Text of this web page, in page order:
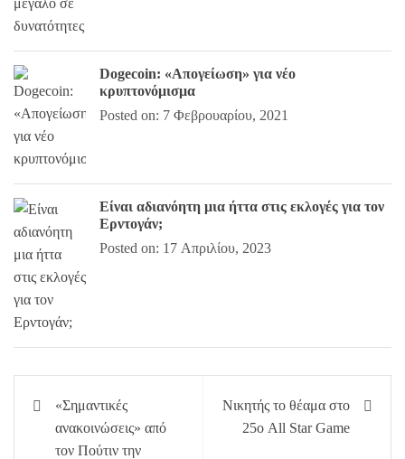
Dogecoin: «Απογείωση» για νέο
κρυπτονόμισμα
Posted on: 7 Φεβρουαρίου, 2021
Είναι αδιανόητη μια ήττα στις εκλογές για τον
Ερντογάν;
Posted on: 17 Απριλίου, 2023
Πλοήγηση
άρθρων
«Σημαντικές
ανακοινώσεις» από
τον Πούτιν την
Νικητής το θέαμα στο
25ο All Star Game